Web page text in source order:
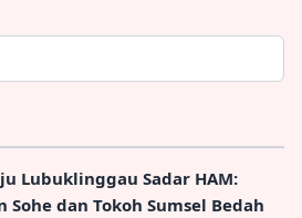
Lubuklinggau Sadar HAM:
Sohe dan Tokoh Sumsel Bedah